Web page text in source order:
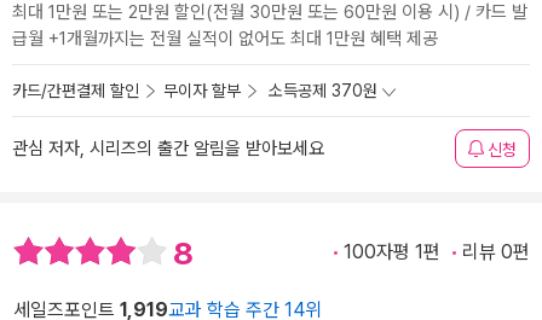
최대 1만원 또는 2만원 할인(전월 30만원 또는 60만원 이용 시) / 카드 발
급월 +1개월까지는 전월 실적이 없어도 최대 1만원 혜택 제공
카드/간편결제 할인 무이자 할부 소득공제 370원
관심 저자, 시리즈의 출간 알림을 받아보세요 신청
8 100자평 1편 리뷰 0편
세일즈포인트 1,919교과 학습 주간 14위